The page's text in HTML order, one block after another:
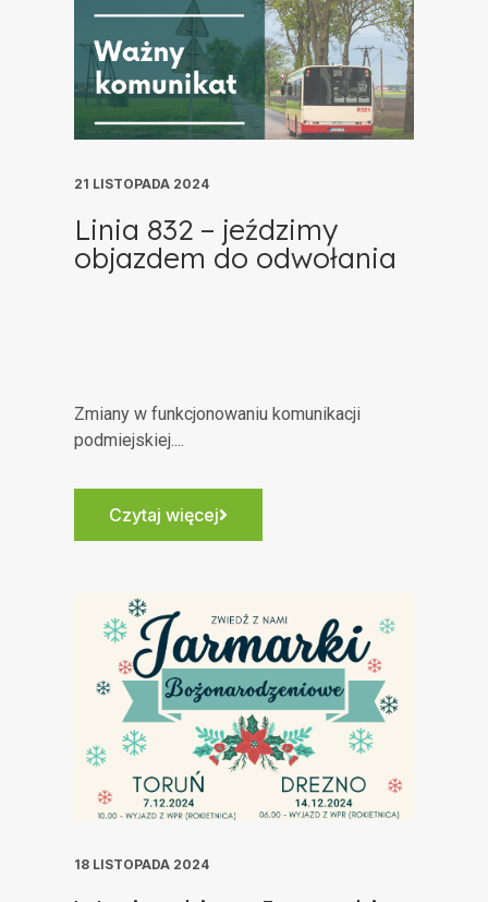
21 LISTOPADA 2024
Linia 832 – jeździmy
objazdem do odwołania
Zmiany w funkcjonowaniu komunikacji
podmiejskiej....
Czytaj więcej
18 LISTOPADA 2024